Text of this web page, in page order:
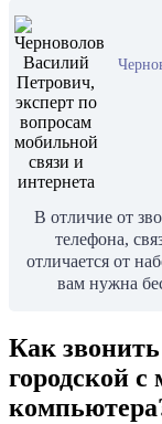
В отличие от
телефона,
отличается от
вам нужна
Как
городской